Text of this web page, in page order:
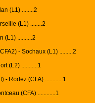
(L1) ........2
(L1) ........2
(L1) ..........2
- Sochaux (L1) .........2
(L2) ...........1
- Rodez (CFA) ............1
(CFA) ............1